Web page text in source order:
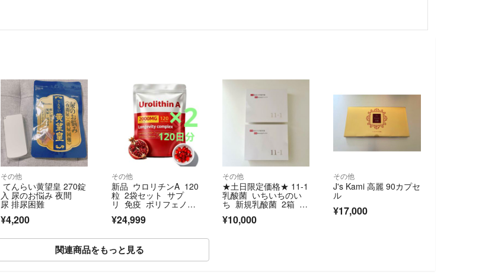
その他
てんらい黄望皇 270錠
入 尿のお悩み 夜間
尿 排尿困難
¥4,200
その他
新品 ウロリチンA 120
粒 2袋セット サプ
リ 免疫 ポリフェノー
ル 更年期 ザクロ エ
ラグ酸 ミトコンドリ
¥24,999
その他
★土日限定価格★ 11-1
乳酸菌 いちいちのい
ち 新規乳酸菌 2箱 新
品未開封
¥10,000
その他
J's Kami 高麗 90カプセ
ル
¥17,000
関連商品をもっと見る